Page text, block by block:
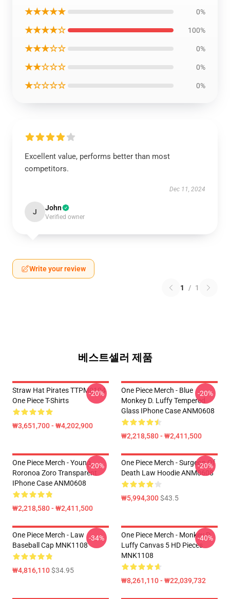
★★★★★ 0%
★★★★☆ 100%
★★★☆☆ 0%
★★☆☆☆ 0%
★☆☆☆☆ 0%
Excellent value, performs better than most
competitors.
Dec 11, 2024
J John
Verified owner
Write your review
1 / 1
베스트셀러 제품
Straw Hat Pirates TTPM0104
One Piece T-Shirts
₩3,651,700 - ₩4,202,900
-20%
One Piece Merch - Blue
Monkey D. Luffy Tempered
Glass IPhone Case ANM0608
₩2,218,580 - ₩2,411,500
-20%
One Piece Merch - Young
Roronoa Zoro Transparent
IPhone Case ANM0608
₩2,218,580 - ₩2,411,500
-20%
One Piece Merch - Surgeon Of
Death Law Hoodie ANM0608
₩5,994,300$43.5
-20%
One Piece Merch - Law
Baseball Cap MNK1108
₩4,816,110$34.95
-34%
One Piece Merch - Monkey D.
Luffy Canvas 5 HD Pieces
MNK1108
₩8,261,110 - ₩22,039,732
-40%